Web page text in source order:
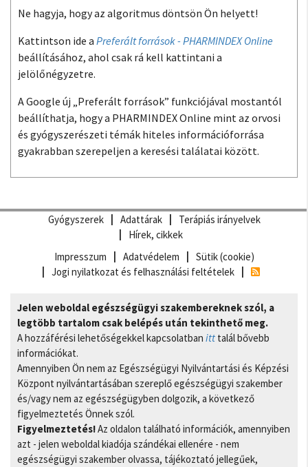
Ne hagyja, hogy az algoritmus döntsön Ön helyett!
Kattintson ide a Preferált források - PHARMINDEX Online
beállításához, ahol csak rá kell kattintani a
jelölőnégyzetre.
A Google új „Preferált források” funkciójával mostantól
beállíthatja, hogy a PHARMINDEX Online mint az orvosi
és gyógyszerészeti témák hiteles információforrása
gyakrabban szerepeljen a keresési találatai között.
Gyógyszerek Adattárak
Terápiás irányelvek
Hírek, cikkek
Impresszum
Adatvédelem
Sütik (cookie)
Jogi nyilatkozat és felhasználási feltételek
Jelen weboldal egészségügyi szakembereknek szól, a
legtöbb tartalom csak belépés után tekinthető meg.
A hozzáférési lehetőségekkel kapcsolatban itt talál bővebb
információkat.
Amennyiben Ön nem az Egészségügyi Nyilvántartási és Képzési
Központ nyilvántartásában szereplő egészségügyi szakember
és/vagy nem az egészségügyben dolgozik, a következő
figyelmeztetés Önnek szól.
Figyelmeztetés!Az oldalon található információk, amennyiben
azt - jelen weboldal kiadója szándékai ellenére - nem
egészségügyi szakember olvassa, tájékoztató jellegűek,